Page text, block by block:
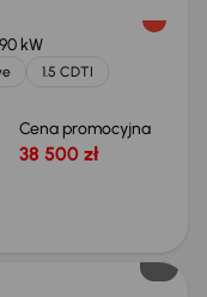
90 kW
1.5 CDTI
Cena promocyjna
38 500 zł